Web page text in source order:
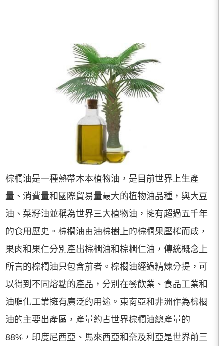
棕櫚油是一種熱帶木本植物油，是目前世界上生產
量、消費量和國際貿易量最大的植物油品種，與大豆
油、菜籽油並稱為世界三大植物油，擁有超過五千年
的食用歷史。棕櫚油由油棕樹上的棕櫚果壓榨而成，
果肉和果仁分別產出棕櫚油和棕櫚仁油，傳統概念上
所言的棕櫚油只包含前者。棕櫚油經過精煉分提，可
以得到不同熔點的產品，分別在餐飲業、食品工業和
油脂化工業擁有廣泛的用途。東南亞和非洲作為棕櫚
油的主要出產區，產量約占世界棕櫚油總產量的
88%，印度尼西亞、馬來西亞和奈及利亞是世界前三